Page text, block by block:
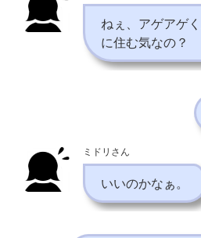
ねぇ、アゲアゲ
に住む気なの？
ミドリさん
いいのかなぁ。